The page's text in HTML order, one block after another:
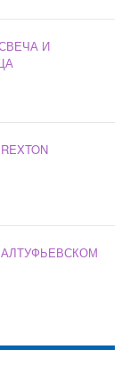
СВЕЧА И